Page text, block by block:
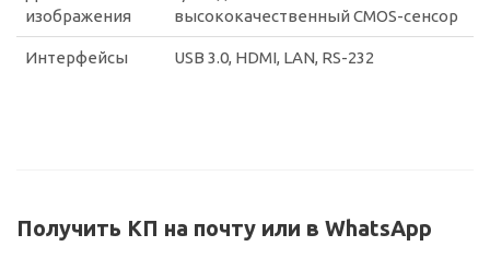
изображения
высококачественный CMOS-сенсор
Интерфейсы USB 3.0, HDMI, LAN, RS-232
Получить КП на почту или в WhatsApp